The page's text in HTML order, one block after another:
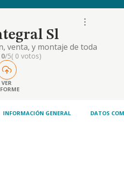
Sl
venta, y montaje de toda
de cocina y bano. la venta
la comercializacion,
y venta de toda clase
y bano, asi como
0/5( 0 votos)
VER
INFORMACIÓN GENERAL DATOS